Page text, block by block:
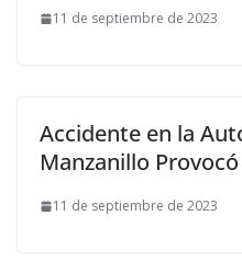
11 de septiembre de 2023
Accidente en la
Manzanillo
11 de septiembre de 2023